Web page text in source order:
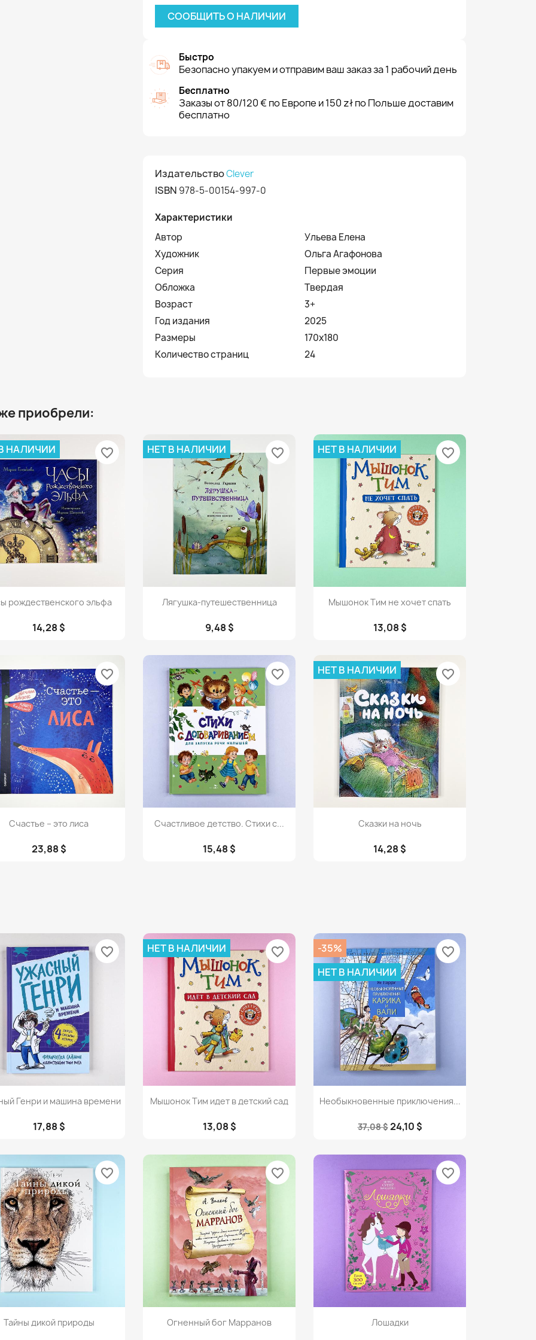
СООБЩИТЬ О НАЛИЧИИ
Быстро
Безопасно упакуем и отправим ваш заказ за 1 рабочий день
Бесплатно
Заказы от 80/120 € по Европе и 150 zł по Польше доставим
бесплатно
ИздательствоClever
ISBN 978-5-00154-997-0
Характеристики
Автор
Ульева Елена
Художник
Ольга Агафонова
Серия
Первые эмоции
Обложка
Твердая
Возраст
3+
Год издания
2025
Размеры
170x180
Количество страниц
24
приобрели:
Просмотр
рождественского эльфа
14,28 $
НАЛИЧИИ favorite_border
Просмотр
Лягушка-путешественница
9,48 $
НЕТ В НАЛИЧИИ favorite_border
Просмотр
Мышонок Тим не хочет спать
13,08 $
НЕТ В НАЛИЧИИ favorite_border
Просмотр
Счастье – это лиса
23,88 $
favorite_border
Просмотр
Счастливое детство. Стихи с...
15,48 $
favorite_border
Просмотр
Сказки на ночь
14,28 $
НЕТ В НАЛИЧИИ favorite_border
Просмотр
Генри и машина времени
17,88 $
favorite_border
Просмотр
Мышонок Тим идет в детский сад
13,08 $
НЕТ В НАЛИЧИИ favorite_border
Просмотр
Необыкновенные приключения...
37,08 $24,10 $
-35%
НЕТ В НАЛИЧИИ
favorite_border
 Просмотр
Тайны дикой природы
favorite_border
Просмотр
Огненный бог Марранов
favorite_border
Просмотр
Лошадки
favorite_border